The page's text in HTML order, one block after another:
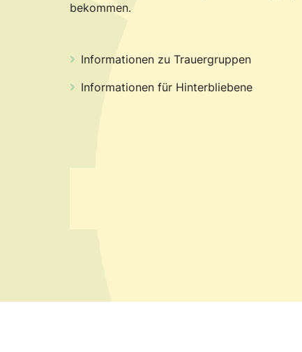
bekommen.
Informationen zu Trauergruppen
Informationen für Hinterbliebene